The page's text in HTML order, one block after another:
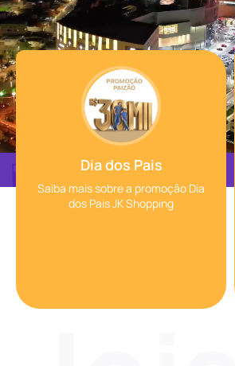
Dia dos Pais
Saiba mais sobre a promoção Dia
dos Pais JK Shopping